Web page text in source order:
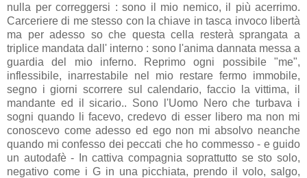
nulla per correggersi : sono il mio nemico, il più acerrimo.
Carceriere di me stesso con la chiave in tasca invoco libertà
ma per adesso so che questa cella resterà sprangata a
triplice mandata dall' interno : sono l'anima dannata messa a
guardia del mio inferno. Reprimo ogni possibile "me",
inflessibile, inarrestabile nel mio restare fermo immobile,
segno i giorni scorrere sul calendario, faccio la vittima, il
mandante ed il sicario.. Sono l'Uomo Nero che turbava i
sogni quando li facevo, credevo di esser libero ma non mi
conoscevo come adesso ed ego non mi absolvo neanche
quando mi confesso dei peccati che ho commesso - e guido
un autodafè - In cattiva compagnia soprattutto se sto solo,
negativo come i G in una picchiata, prendo il volo, salgo,